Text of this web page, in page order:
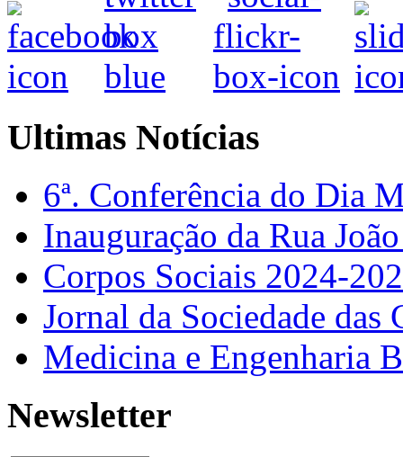
Ultimas Notícias
6ª. Conferência do Dia
Inauguração da Rua
Corpos Sociais 2024-
Jornal da Sociedade
Medicina e Engenharia
Newsletter